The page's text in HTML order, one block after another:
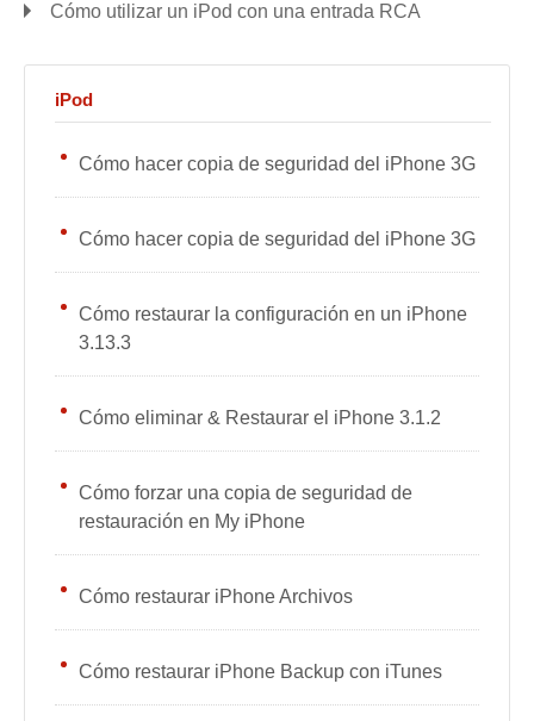
Cómo utilizar un iPod con una entrada RCA
iPod
Cómo hacer copia de seguridad del iPhone 3G
Cómo hacer copia de seguridad del iPhone 3G
Cómo restaurar la configuración en un iPhone
3.13.3
Cómo eliminar & Restaurar el iPhone 3.1.2
Cómo forzar una copia de seguridad de
restauración en My iPhone
Cómo restaurar iPhone Archivos
Cómo restaurar iPhone Backup con iTunes